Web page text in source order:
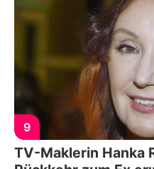
9
TV-Maklerin Hanka